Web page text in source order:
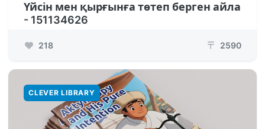
Үйсін мен қырғынға төтеп берген айла
- 151134626
218 ₸ 2590
CLEVER LIBRARY